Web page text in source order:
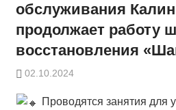
обслуживания
продолжает работу
восстановления
02.10.2024
Проводятся занятия для